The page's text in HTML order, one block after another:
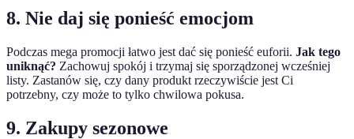
8. Nie daj się ponieść emocjom
Podczas mega promocji łatwo jest dać się ponieść euforii. Jak tego
uniknąć? Zachowuj spokój i trzymaj się sporządzonej wcześniej
listy. Zastanów się, czy dany produkt rzeczywiście jest Ci
potrzebny, czy może to tylko chwilowa pokusa.
9. Zakupy sezonowe